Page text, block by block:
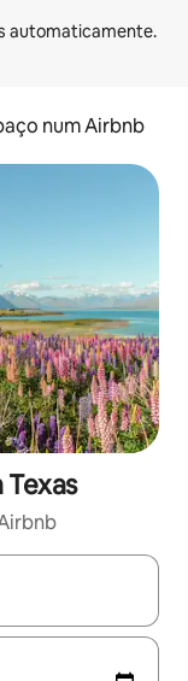
num Airbnb
navegue com